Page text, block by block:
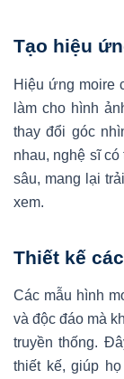
Tạo hiệu
Hiệu ứng moire
làm cho hình
thay đổi góc
nhau, nghệ sĩ
sâu, mang lại
xem.
Thiết kế
Các mẫu hình
và độc đáo mà
truyền thống.
thiết kế, giúp